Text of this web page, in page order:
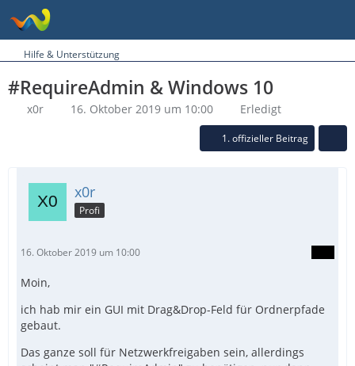
Hilfe & Unterstützung
#RequireAdmin & Windows 10
x0r 16. Oktober 2019 um 10:00 Erledigt
1. offizieller Beitrag
x0r
Profi
16. Oktober 2019 um 10:00
Moin,
ich hab mir ein GUI mit Drag&Drop-Feld für Ordnerpfade
gebaut.
Das ganze soll für Netzwerkfreigaben sein, allerdings